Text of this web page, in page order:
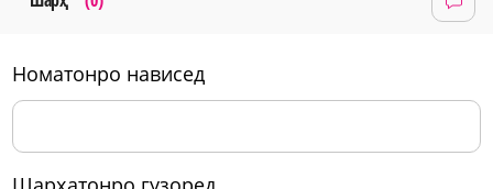
номатонро нависед